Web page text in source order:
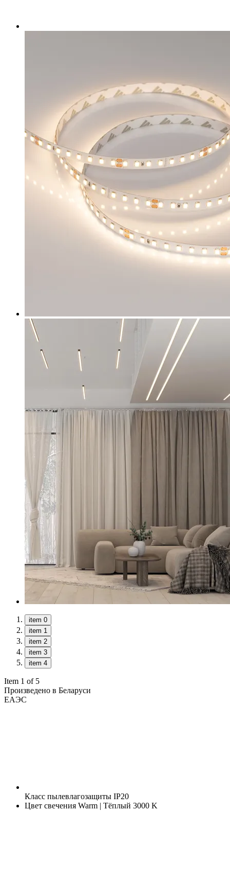
item 0
item 1
item 2
item 3
item 4
Item 1 of 5
Произведено в Беларуси
ЕАЭС
Класс пылевлагозащиты IP20
Цвет свечения Warm | Тёплый 3000 K